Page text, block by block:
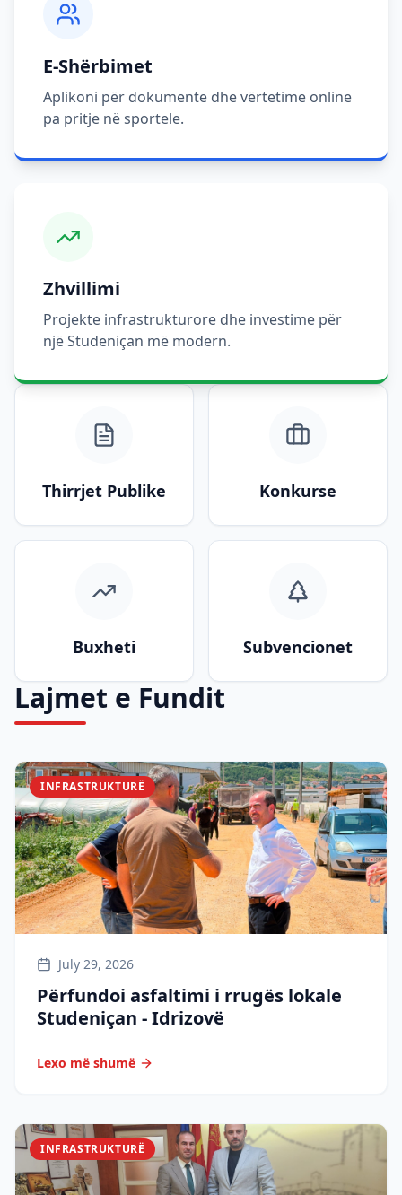
E-Shërbimet
Aplikoni për dokumente dhe vërtetime online
pa pritje në sportele.
Zhvillimi
Projekte infrastrukturore dhe investime për
një Studeniçan më modern.
Thirrjet Publike Konkurse
Buxheti Subvencionet
Lajmet e Fundit
INFRASTRUKTURË
July 29, 2026
Përfundoi asfaltimi i rrugës lokale
Studeniçan - Idrizovë
Lexo më shumë
INFRASTRUKTURË